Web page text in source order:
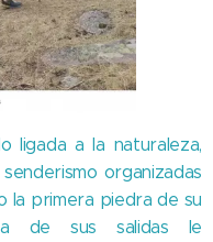
ligada a la naturaleza,
organizadas
la primera piedra de su
de sus salidas le